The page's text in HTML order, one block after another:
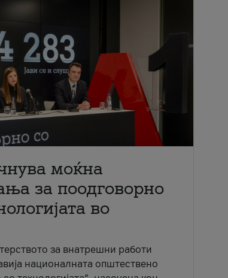
моќна
за поодговорно
во
за внатрешни работи
националната општествено